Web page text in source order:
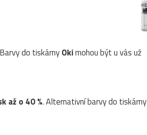
do tiskárnyOkimohou být u vás už
až o 40 %. Alternativní barvy do tiskárny